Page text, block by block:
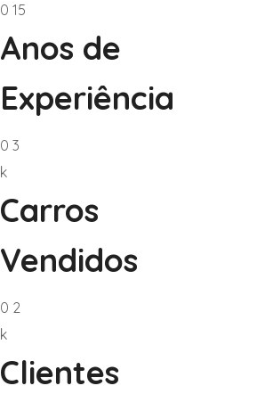
0 15
Anos de
Experiência
0 3
k
Carros
Vendidos
0 2
k
Clientes